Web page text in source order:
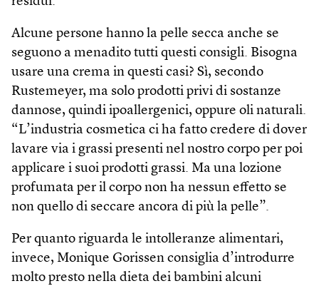
Alcune persone hanno la pelle secca anche se
seguono a menadito tutti questi consigli. Bisogna
usare una crema in questi casi? Sì, secondo
Rustemeyer, ma solo prodotti privi di sostanze
dannose, quindi ipoallergenici, oppure oli naturali.
“L’industria cosmetica ci ha fatto credere di dover
lavare via i grassi presenti nel nostro corpo per poi
applicare i suoi prodotti grassi. Ma una lozione
profumata per il corpo non ha nessun effetto se
non quello di seccare ancora di più la pelle”.
Per quanto riguarda le intolleranze alimentari,
invece, Monique Gorissen consiglia d’introdurre
molto presto nella dieta dei bambini alcuni